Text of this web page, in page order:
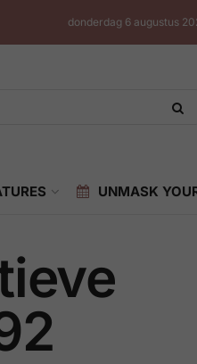
donderdag 6 augustus
UNMASK